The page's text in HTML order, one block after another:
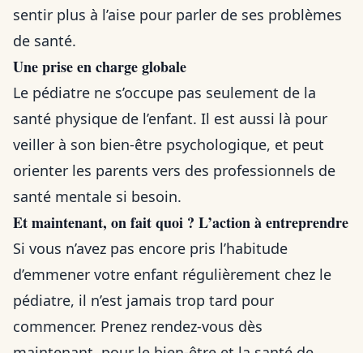
sentir plus à l’aise pour parler de ses problèmes
de santé.
Une prise en charge globale
Le pédiatre ne s’occupe pas seulement de la
santé physique de l’enfant. Il est aussi là pour
veiller à son bien-être psychologique, et peut
orienter les parents vers des professionnels de
santé mentale si besoin.
Et maintenant, on fait quoi ? L’action à entreprendre
Si vous n’avez pas encore pris l’habitude
d’emmener votre enfant régulièrement chez le
pédiatre, il n’est jamais trop tard pour
commencer. Prenez rendez-vous dès